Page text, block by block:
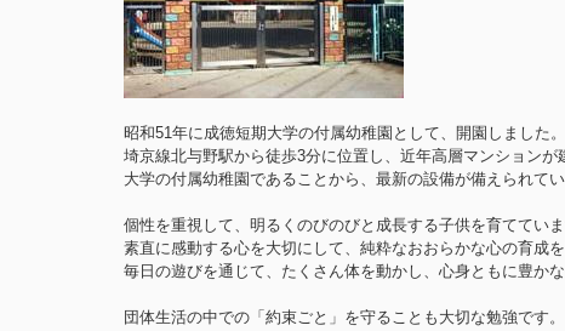
昭和51年に成徳短期大学の付属幼稚園として、開園しました。
埼京線北与野駅から徒歩3分に位置し、近年高層マンションが
大学の付属幼稚園であることから、最新の設備が備えられてい
個性を重視して、明るくのびのびと成長する子供を育てていま
素直に感動する心を大切にして、純粋なおおらかな心の育成を
毎日の遊びを通じて、たくさん体を動かし、心身ともに豊か
団体生活の中での「約束ごと」を守ることも大切な勉強です。